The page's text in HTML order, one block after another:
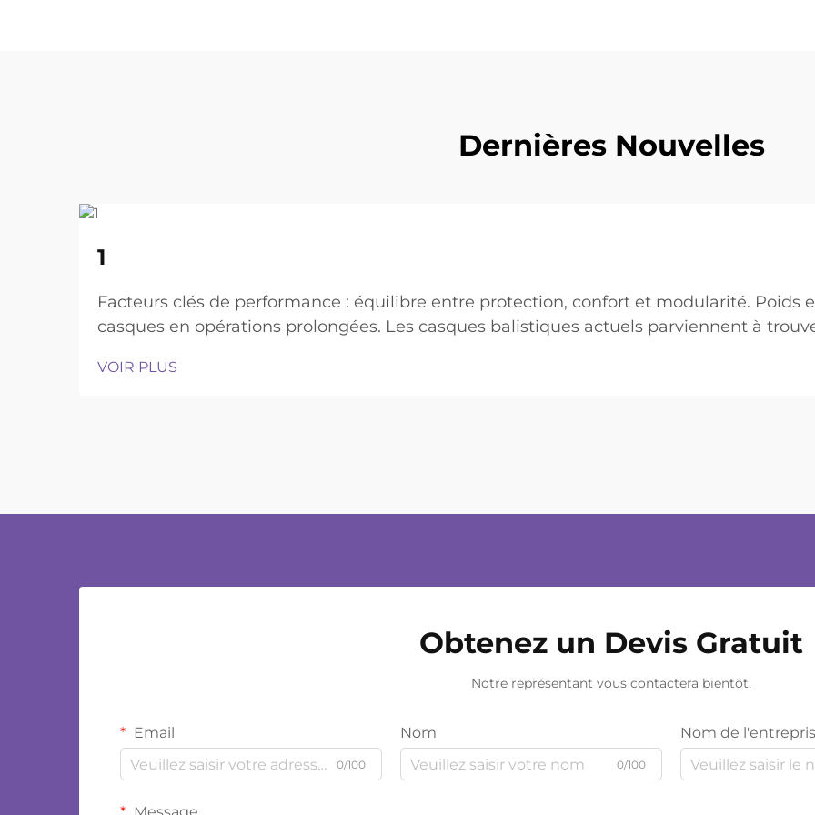
Dernières Nouvelles
1
Facteurs clés de performance : équilibre entre protection, confort et modularité. Poids
casques en opérations prolongées. Les casques balistiques actuels parviennent à
VOIR PLUS
Obtenez un Devis Gratuit
Notre représentant vous contactera bientôt.
Email
0/100
Nom
0/100
Nom de